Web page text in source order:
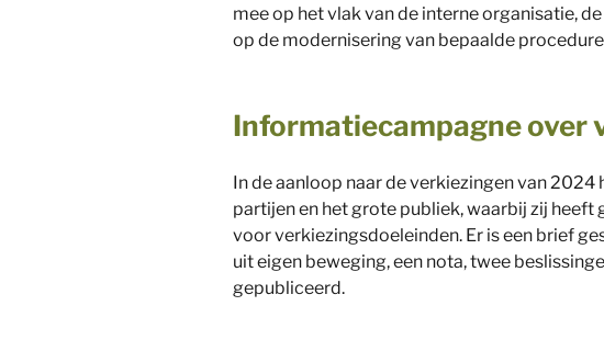
mee op het vlak van de interne organisatie,
op de modernisering van bepaalde
Informatiecampagne over
In de aanloop naar de verkiezingen van
partijen en het grote publiek, waarbij zij heeft
voor verkiezingsdoeleinden. Er is een brief
uit eigen beweging, een nota, twee
gepubliceerd.